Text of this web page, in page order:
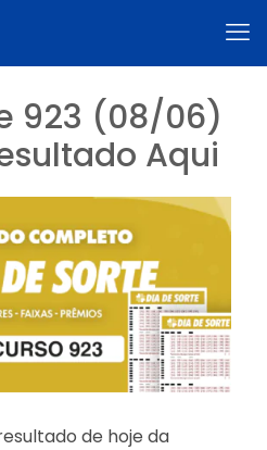
923 (08/06)
Aqui
de hoje da